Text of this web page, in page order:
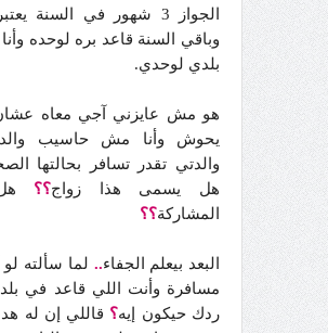
الجواز 3 شهور في السنة
وباقي السنة قاعد بره لوحده
بلدي لوحدي.
هو مش عايزني آجي معاه
يحوش وأنا مش حاسيب
والدتي تقدر تسافر بحالتها
هل يسمى هذا زواج؟؟
المشاركة؟؟
البعد بيعلم الجفاء.. لما سألته لو
مسافرة وأنت اللي قاعد في
ردك حيكون إيه؟ قاللي إن له